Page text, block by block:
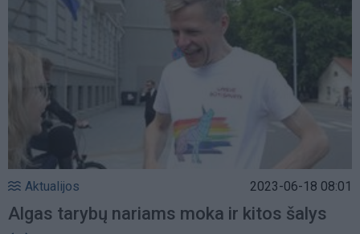
Aktualijos 2023-06-18 08:01
Algas tarybų nariams moka ir kitos šalys